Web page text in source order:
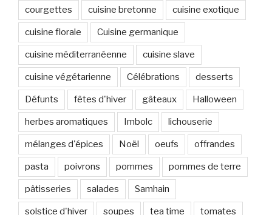
courgettes cuisine bretonne cuisine exotique
cuisine florale Cuisine germanique
cuisine méditerranéenne cuisine slave
cuisine végétarienne Célébrations desserts
Défunts fêtes d'hiver gâteaux Halloween
herbes aromatiques Imbolc lichouserie
mélanges d'épices Noël oeufs offrandes
pasta poivrons pommes pommes de terre
pâtisseries salades Samhain
solstice d'hiver soupes tea time tomates